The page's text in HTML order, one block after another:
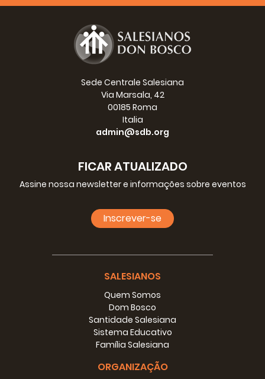
Sede Centrale Salesiana
Via Marsala, 42
00185 Roma
Italia
admin@sdb.org
FICAR ATUALIZADO
Assine nossa newsletter e informações sobre eventos
Inscrever-se
SALESIANOS
Quem Somos
Dom Bosco
Santidade Salesiana
Sistema Educativo
Família Salesiana
ORGANIZAÇÃO